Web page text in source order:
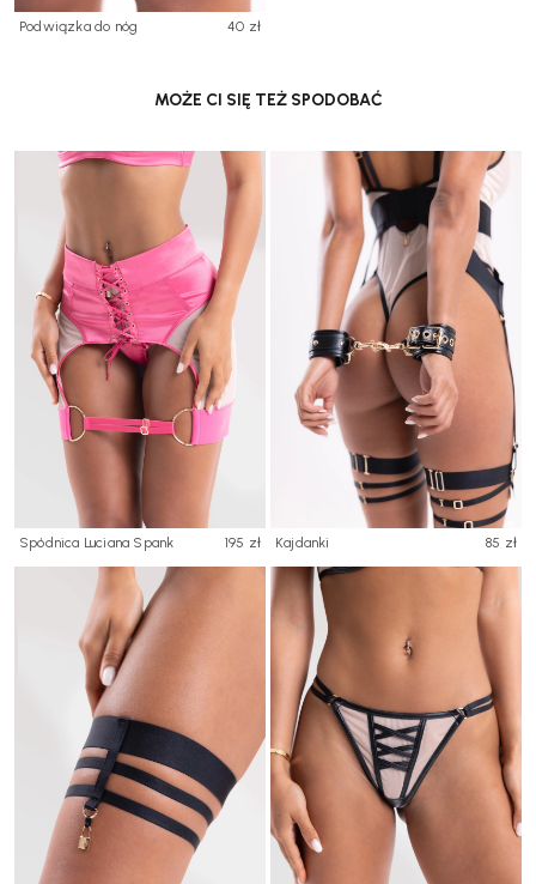
Podwiązka do nóg 40 zł
MOŻE CI SIĘ TEŻ SPODOBAĆ
Spódnica Luciana Spank 195 zł Kajdanki 85 zł